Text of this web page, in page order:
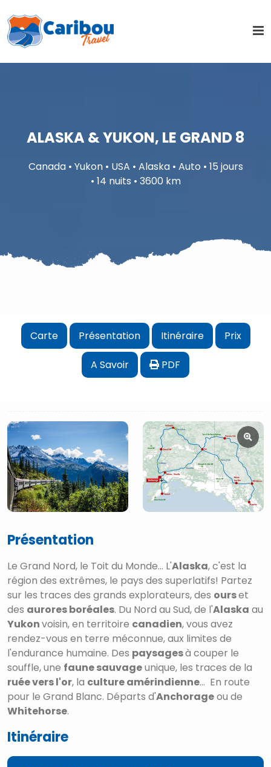
ALASKA & YUKON, LE GRAND 8
Canada • Yukon • USA • Alaska • Auto • 15 jours
• 14 nuits • 3600 km
Carte Présentation Itinéraire Prix
A Savoir PDF
Présentation
Le Grand Nord, le Toit du Monde... L'Alaska, c'est la
région des extrêmes, le pays des superlatifs! Partez
sur les traces des grands explorateurs, des ourset
des aurores boréales. Du Nord au Sud, de l'Alaska au
Yukonvoisin, en territoire canadien, vous avez
rendez-vous en terre méconnue, aux limites de
l'endurance humaine. Des paysagesà couper le
souffle, une faune sauvageunique, les traces de la
ruée vers l'or, la culture amérindienne... En route
pour le Grand Blanc. Départs d'Anchorageou de
Whitehorse.
Itinéraire